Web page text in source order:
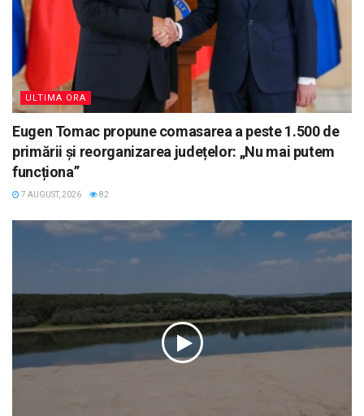
ULTIMA ORA
Eugen Tomac propune comasarea a peste 1.500 de
primării și reorganizarea județelor: „Nu mai putem
funcționa”
7 AUGUST, 2026 82